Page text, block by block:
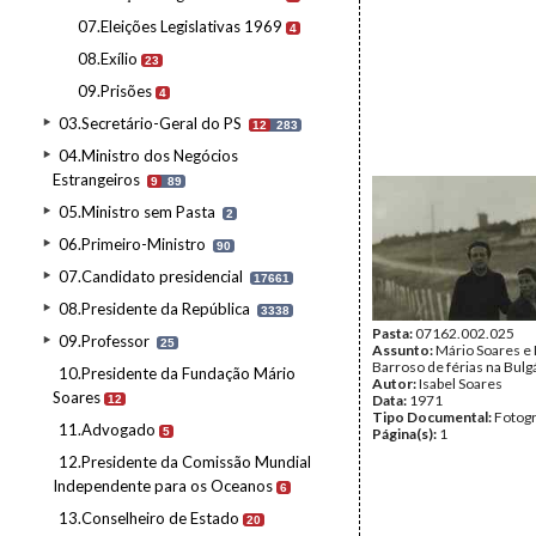
07.Eleições Legislativas 1969 4
08.Exílio 23
09.Prisões 4
03.Secretário-Geral do PS 12 283
04.Ministro dos Negócios
Estrangeiros
9 89
05.Ministro sem Pasta 2
06.Primeiro-Ministro 90
07.Candidato presidencial 17661
08.Presidente da República 3338
09.Professor 25
10.Presidente da Fundação Mário
Soares 12
11.Advogado 5
12.Presidente da Comissão Mundial
Independente para os Oceanos 6
13.Conselheiro de Estado 20
Pasta:07162.002.025
Assunto:Mário Soares e
Barroso de férias na
Autor:Isabel Soares
Data: 1971
Tipo Documental:
Página(s): 1